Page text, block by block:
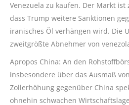
Venezuela zu kaufen. Der Markt
dass Trump weitere Sanktionen
iranisches Öl verhängen wird. Die
zweitgrößte Abnehmer von
Apropos China: An den
insbesondere über das Ausmaß
Zollerhöhung gegenüber China
ohnehin schwachen